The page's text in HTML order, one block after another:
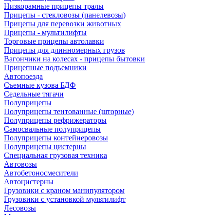
Низкорамные прицепы тралы
Прицепы - стекловозы (панелевозы)
Прицепы для перевозки животных
Прицепы - мультилифты
Торговые прицепы автолавки
Прицепы для длинномерных грузов
Вагончики на колесах - прицепы бытовки
Прицепные подъемники
Автопоезда
Съемные кузова БДФ
Седельные тягачи
Полуприцепы
Полуприцепы тентованные (шторные)
Полуприцепы рефрижераторы
Самосвальные полуприцепы
Полуприцепы контейнеровозы
Полуприцепы цистерны
Специальная грузовая техника
Автовозы
Автобетоносмесители
Автоцистерны
Грузовики с краном манипулятором
Грузовики с установкой мультилифт
Лесовозы